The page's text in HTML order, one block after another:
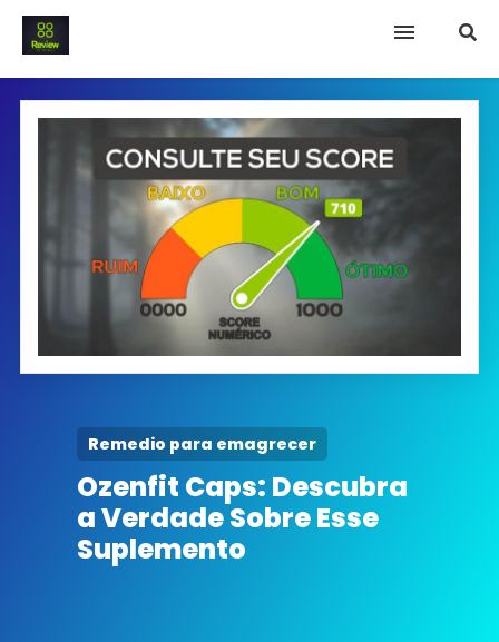
INICIO
Termo e Condições
Política Privacidade
SOBRE NÓS
Remedio para emagrecer
Ozenfit Caps: Descubra
a Verdade Sobre Esse
Suplemento